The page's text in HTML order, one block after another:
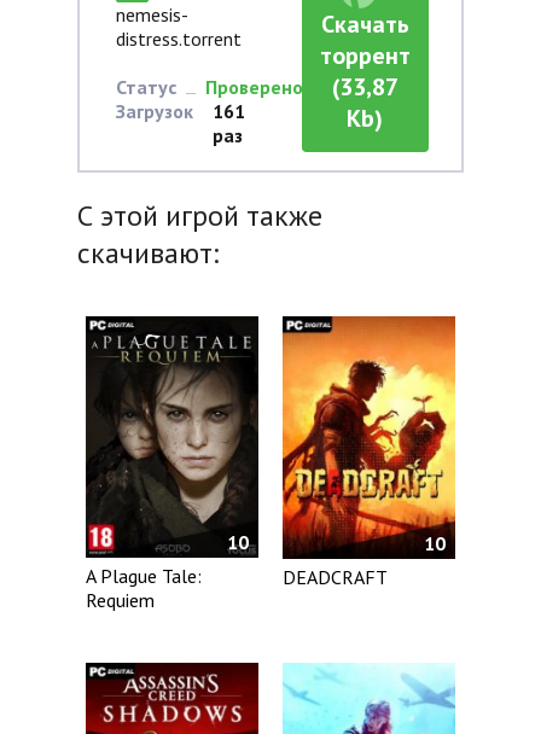
nemesis-
distress.torrent
Статус
Проверено
Загрузок
161
раз
Скачать
торрент
(33,87
Kb)
С этой игрой также
скачивают:
10
A Plague Tale:
Requiem
10
DEADCRAFT